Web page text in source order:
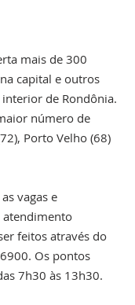
mais de 300
capital e outros
de Rondônia.
número de
Porto Velho (68)
vagas e
atendimento
feitos através do
Os pontos
7h30 às 13h30.